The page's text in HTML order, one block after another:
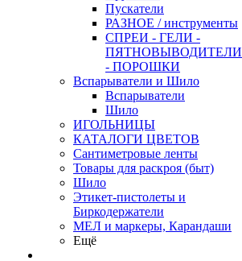
Пускатели
РАЗНОЕ / инструменты
СПРЕИ - ГЕЛИ -
ПЯТНОВЫВОДИТЕЛИ
- ПОРОШКИ
Вспарыватели и Шило
Вспарыватели
Шило
ИГОЛЬНИЦЫ
КАТАЛОГИ ЦВЕТОВ
Сантиметровые ленты
Товары для раскроя (быт)
Шило
Этикет-пистолеты и
Биркодержатели
МЕЛ и маркеры, Карандаши
Ещё